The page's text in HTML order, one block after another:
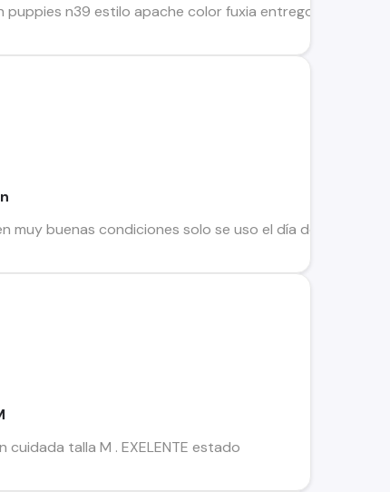
n39 estilo apache color fuxia entrego en metro
muy buenas condiciones solo se uso el día de la boda
talla M . EXELENTE estado